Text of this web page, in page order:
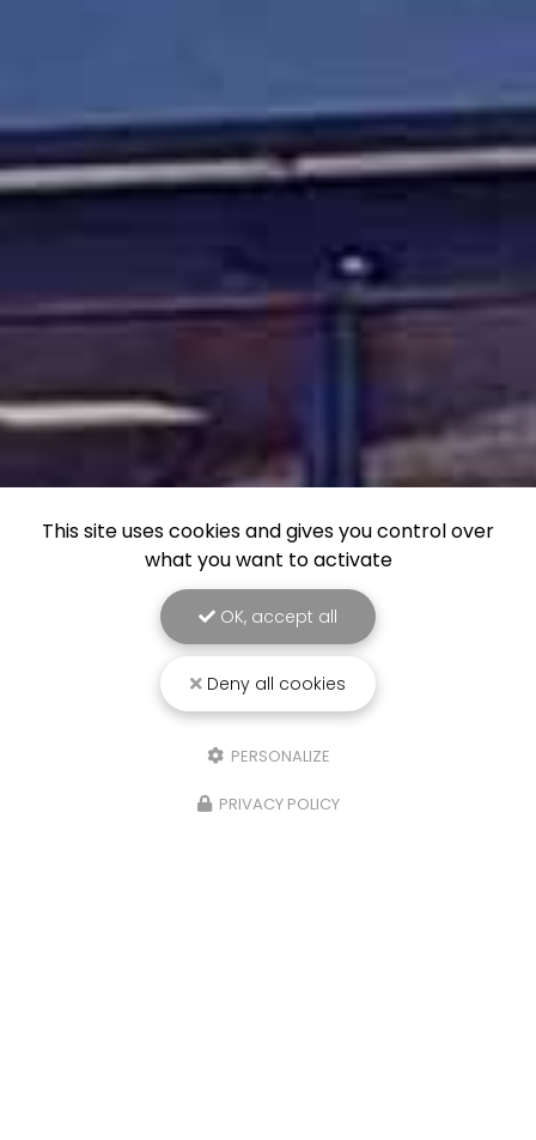
This site uses cookies and gives you control over
what you want to activate
OK, accept all
Deny all cookies
PERSONALIZE
PRIVACY POLICY